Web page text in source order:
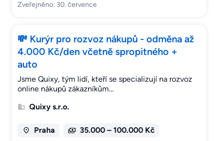
Zveřejněno: 30. července
💸 Kurýr pro rozvoz nákupů - odměna až
4.000 Kč/den včetně spropitného +
auto
Jsme Quixy, tým lidí, kteří se specializují na rozvoz
online nákupů zákazníkům…
Quixy s.r.o.
Praha 35.000 – 100.000 Kč